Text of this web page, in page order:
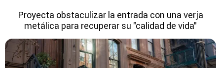
Proyecta obstaculizar la entrada con una verja
metálica para recuperar su "calidad de vida"